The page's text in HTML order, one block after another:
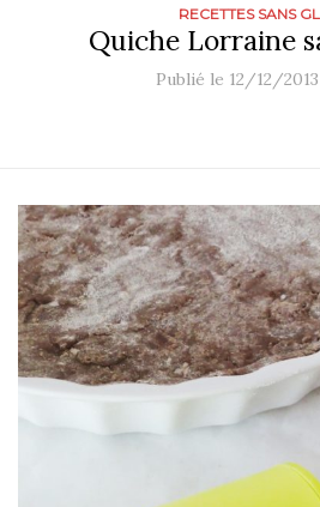
RECETTES SANS
Quiche Lorraine
Publié le 12/12/2013